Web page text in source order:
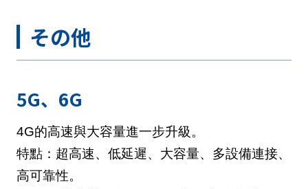
その他
5G、6G
4G的高速與大容量進一步升級。
特點：超高速、低延遲、大容量、多設備連接、
高可靠性。